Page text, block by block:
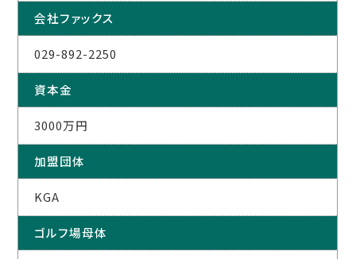
会社ファックス
029-892-2250
資本金
3000万円
加盟団体
KGA
ゴルフ場母体